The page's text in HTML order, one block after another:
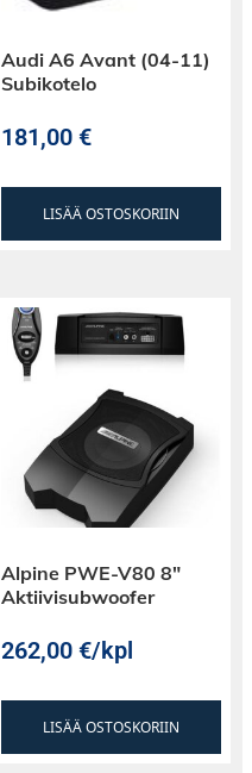
Audi A6 Avant (04-11)
Subikotelo
181,00€
LISÄÄ OSTOSKORIIN
Alpine PWE-V80 8″
Aktiivisubwoofer
262,00€/kpl
LISÄÄ OSTOSKORIIN